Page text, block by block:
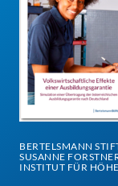
BERTELSMANN
SUSANNE
INSTITUT FÜR